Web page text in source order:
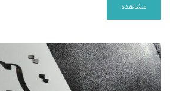
مشاهده